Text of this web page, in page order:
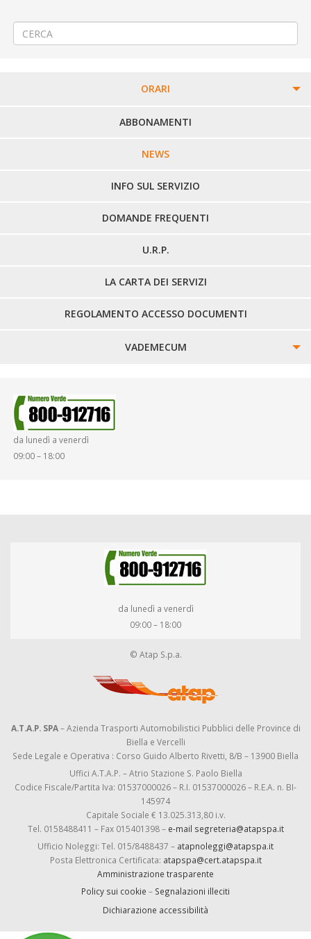
ORARI
PERCORSI URBANI IN BIELLA
LINEE URBANE VERCELLI
LINEE EXTRAURBANE
ABBONAMENTI
NEWS
INFO SUL SERVIZIO
DOMANDE FREQUENTI
U.R.P.
LA CARTA DEI SERVIZI
REGOLAMENTO ACCESSO DOCUMENTI
VADEMECUM
SMARRIMENTO OGGETTI
da lunedì a venerdì
09:00 – 18:00
da lunedì a venerdì
09:00 – 18:00
© Atap S.p.a.
A.T.A.P. SPA– Azienda Trasporti Automobilistici Pubblici delle Province di
Biella e Vercelli
Sede Legale e Operativa : Corso Guido Alberto Rivetti, 8/B – 13900 Biella
Uffici A.T.A.P. – Atrio Stazione S. Paolo Biella
Codice Fiscale/Partita Iva: 01537000026 – R.I. 01537000026 – R.E.A. n. BI-
145974
Capitale Sociale € 13.025.313,80 i.v.
Tel. 0158488411 – Fax 015401398 – e-mail segreteria@atapspa.it
Ufficio Noleggi: Tel. 015/8488437 – atapnoleggi@atapspa.it
Posta Elettronica Certificata: atapspa@cert.atapspa.it
Amministrazione trasparente
Policy sui cookie – Segnalazioni illeciti
Dichiarazione accessibilità